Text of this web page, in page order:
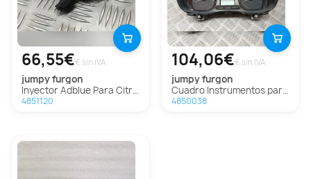
66,55€€ sin IVA
jumpy furgon
Inyector Adblue Para Citroen Jumpy Fugón
4851120
104,06€€ sin IVA
jumpy furgon
Cuadro Instrumentos para Citroën Jumpy Furgon
4850038